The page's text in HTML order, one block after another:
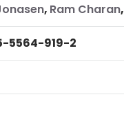
, Ram Charan,
5564-919-2